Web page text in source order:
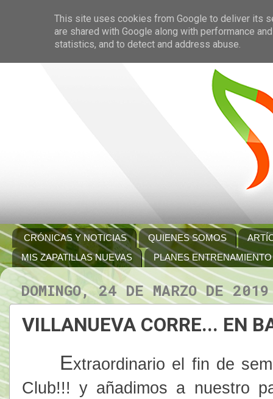
CRÓNICAS Y NOTICIAS QUIENES SOMOS
MIS ZAPATILLAS NUEVAS
PLANES ENTRENAMIENTO
DOMINGO, 24 DE MARZO DE 2019
VILLANUEVA CORRE... EN
Extraordinario el fin de
Club!!! y añadimos a nuestro
This site uses cookies from Google to deliver its
are shared with Google along with performance
statistics, and to detect and address abuse.